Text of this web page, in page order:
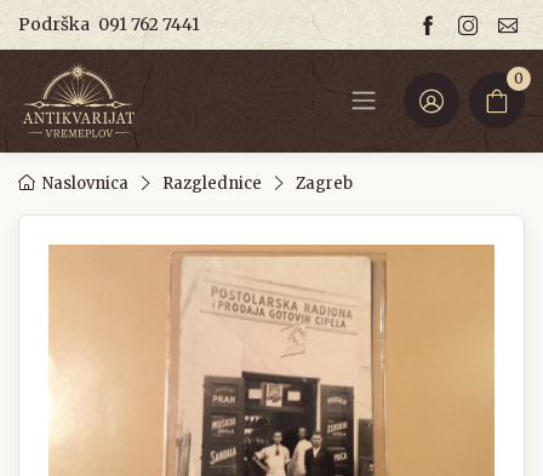
Podrška 091 762 7441
0
Naslovnica Razglednice Zagreb